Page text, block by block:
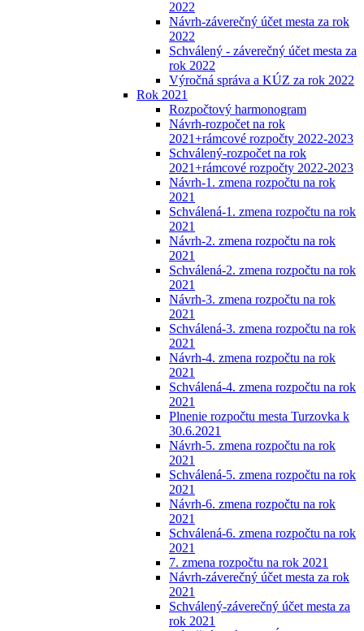
2022
Návrh-záverečný účet mesta za rok
2022
Schválený - záverečný účet mesta za
rok 2022
Výročná správa a KÚZ za rok 2022
Rok 2021
Rozpočtový harmonogram
Návrh-rozpočet na rok
2021+rámcové rozpočty 2022-2023
Schválený-rozpočet na rok
2021+rámcové rozpočty 2022-2023
Návrh-1. zmena rozpočtu na rok
2021
Schválená-1. zmena rozpočtu na rok
2021
Návrh-2. zmena rozpočtu na rok
2021
Schválená-2. zmena rozpočtu na rok
2021
Návrh-3. zmena rozpočtu na rok
2021
Schválená-3. zmena rozpočtu na rok
2021
Návrh-4. zmena rozpočtu na rok
2021
Schválená-4. zmena rozpočtu na rok
2021
Plnenie rozpočtu mesta Turzovka k
30.6.2021
Návrh-5. zmena rozpočtu na rok
2021
Schválená-5. zmena rozpočtu na rok
2021
Návrh-6. zmena rozpočtu na rok
2021
Schválená-6. zmena rozpočtu na rok
2021
7. zmena rozpočtu na rok 2021
Návrh-záverečný účet mesta za rok
2021
Schválený-záverečný účet mesta za
rok 2021